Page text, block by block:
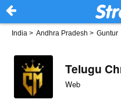
India > Andhra Pradesh > Guntur
Telugu
Web